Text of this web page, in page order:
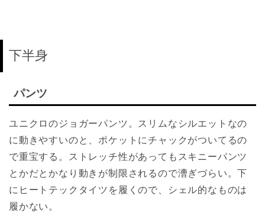
下半身
パンツ
ユニクロのジョガーパンツ。スリムなシルエットなの
に動きやすいのと、ポケットにチャックがついてるの
で重宝する。ストレッチ性があってもスキニーパンツ
とかだとかなり動きが制限されるので漕ぎづらい。下
にヒートテックタイツを履くので、シェル的なものは
履かない。